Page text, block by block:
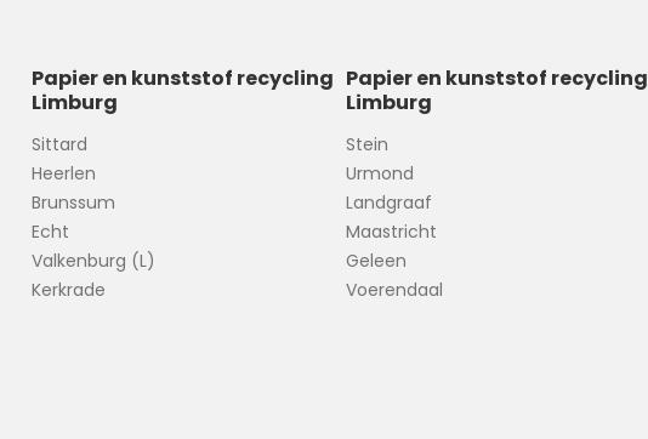
Papier en kunststof recycling
Limburg
Sittard
Heerlen
Brunssum
Echt
Valkenburg (L)
Kerkrade
Papier en kunststof recycling
Limburg
Stein
Urmond
Landgraaf
Maastricht
Geleen
Voerendaal